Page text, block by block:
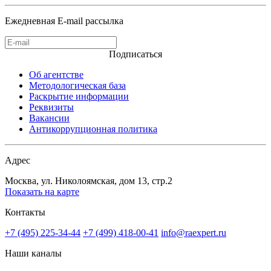
Ежедневная E-mail рассылка
Подписаться
Об агентстве
Методологическая база
Раскрытие информации
Реквизиты
Вакансии
Антикоррупционная политика
Адрес
Москва, ул. Николоямская, дом 13, стр.2
Показать на карте
Контакты
+7 (495) 225-34-44 +7 (499) 418-00-41 info@raexpert.ru
Наши каналы